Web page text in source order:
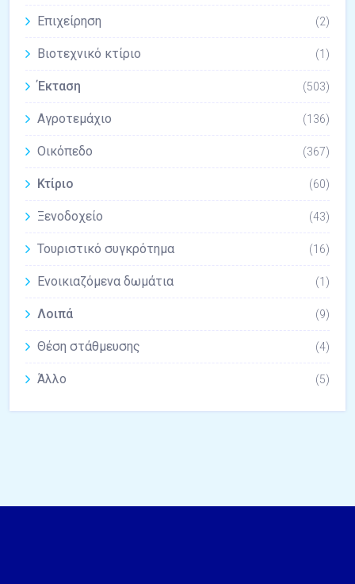
Επιχείρηση (2)
Βιοτεχνικό κτίριο (1)
Έκταση (503)
Αγροτεμάχιο (136)
Οικόπεδο (367)
Κτίριο (60)
Ξενοδοχείο (43)
Τουριστικό συγκρότημα (16)
Ενοικιαζόμενα δωμάτια (1)
Λοιπά (9)
Θέση στάθμευσης (4)
Άλλο (5)